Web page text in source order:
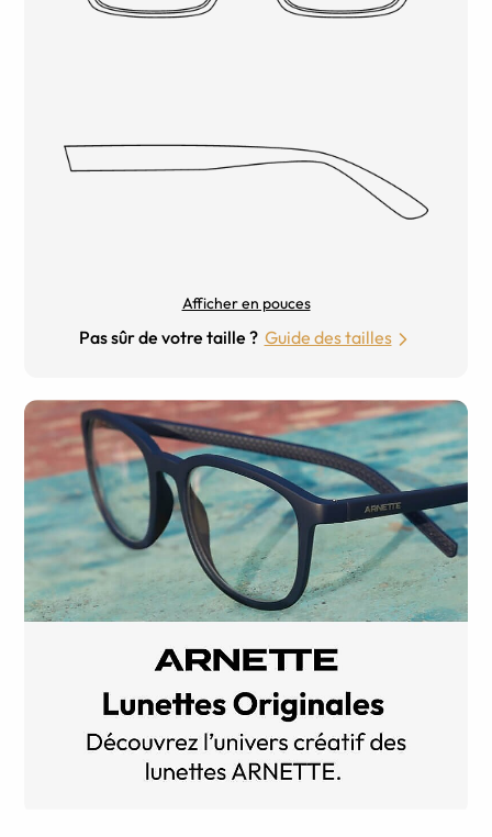
Afficher en pouces
Pas sûr de votre taille ? Guide des tailles